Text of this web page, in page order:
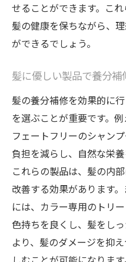
せることができます。こ
髪の健康を保ちながら、
ができるでしょう。
髪に優しい製品で養分補
髪の養分補修を効果的に
を選ぶことが重要です。
フェートフリーのシャン
負担を減らし、自然な栄
これらの製品は、髪の内
改善する効果があります
には、カラー専用のトリ
色持ちを良くし、髪をし
より、髪のダメージを抑